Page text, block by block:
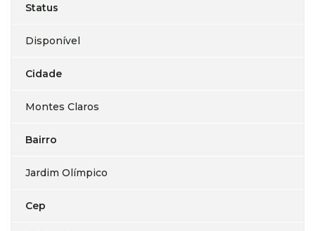
Status
Disponível
Cidade
Montes Claros
Bairro
Jardim Olímpico
Cep